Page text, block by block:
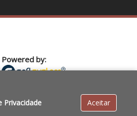
Powered by:
Privacidade Aceitar